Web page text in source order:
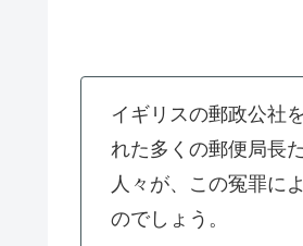
イギリスの郵政公社
れた多くの郵便局長
人々が、この冤罪に
のでしょう。